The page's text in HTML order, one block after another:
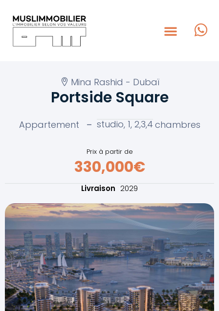
Mina Rashid - Dubaï
Portside Square
Appartement – studio, 1, 2,3,4 chambres
Prix à partir de
330,000€
Livraison 2029